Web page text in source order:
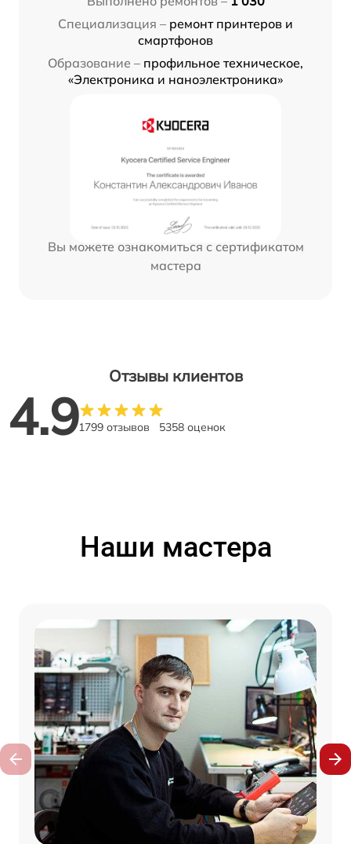
Специализация – ремонт принтеров и
смартфонов
Образование – профильное техническое,
«Электроника и наноэлектроника»
Вы можете ознакомиться с сертификатом
мастера
Отзывы клиентов
4.91799 отзывов 5358 оценок
Наши мастера